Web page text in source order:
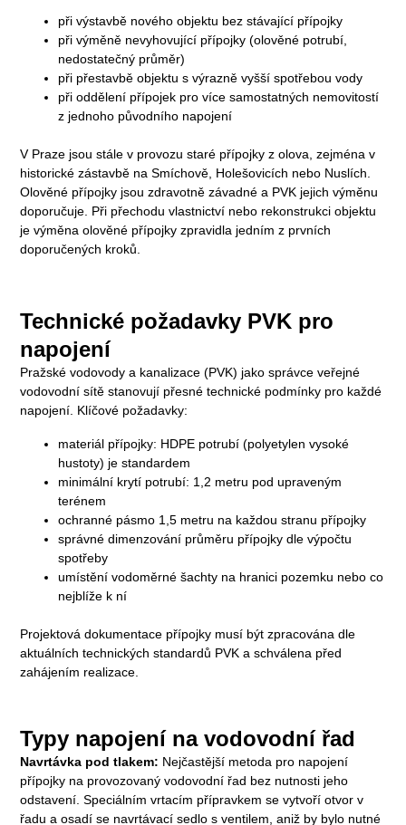
při výstavbě nového objektu bez stávající přípojky
při výměně nevyhovující přípojky (olověné potrubí,
nedostatečný průměr)
při přestavbě objektu s výrazně vyšší spotřebou vody
při oddělení přípojek pro více samostatných nemovitostí
z jednoho původního napojení
V Praze jsou stále v provozu staré přípojky z olova, zejména v
historické zástavbě na Smíchově, Holešovicích nebo Nuslích.
Olověné přípojky jsou zdravotně závadné a PVK jejich výměnu
doporučuje. Při přechodu vlastnictví nebo rekonstrukci objektu
je výměna olověné přípojky zpravidla jedním z prvních
doporučených kroků.
Technické požadavky PVK pro
napojení
Pražské vodovody a kanalizace (PVK) jako správce veřejné
vodovodní sítě stanovují přesné technické podmínky pro každé
napojení. Klíčové požadavky:
materiál přípojky: HDPE potrubí (polyetylen vysoké
hustoty) je standardem
minimální krytí potrubí: 1,2 metru pod upraveným
terénem
ochranné pásmo 1,5 metru na každou stranu přípojky
správné dimenzování průměru přípojky dle výpočtu
spotřeby
umístění vodoměrné šachty na hranici pozemku nebo co
nejblíže k ní
Projektová dokumentace přípojky musí být zpracována dle
aktuálních technických standardů PVK a schválena před
zahájením realizace.
Typy napojení na vodovodní řad
Navrtávka pod tlakem: Nejčastější metoda pro napojení
přípojky na provozovaný vodovodní řad bez nutnosti jeho
odstavení. Speciálním vrtacím přípravkem se vytvoří otvor v
řadu a osadí se navrtávací sedlo s ventilem, aniž by bylo nutné